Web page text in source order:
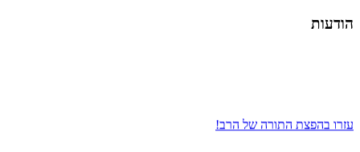
הודעות
עזרו בהפצת התורה של הרב!